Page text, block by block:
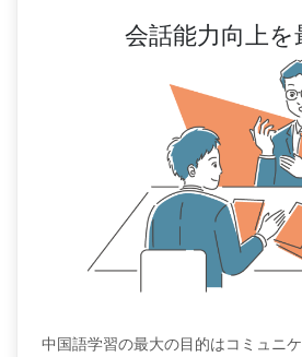
会話能力向上を
中国語学習の最大の目的はコミュニ